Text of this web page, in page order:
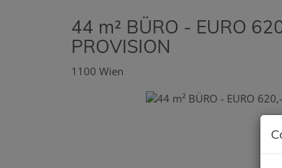
44 m² BÜRO - EURO
PROVISION
1100 Wien